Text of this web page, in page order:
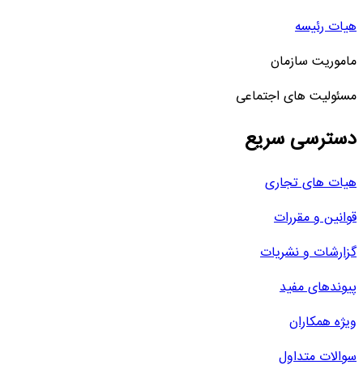
هیات رئیسه
ماموریت سازمان
مسئولیت های اجتماعی
دسترسی سریع
هیات های تجاری
قوانین و مقررات
گزارشات و نشریات
پیوندهای مفید
ویژه همکاران
سوالات متداول